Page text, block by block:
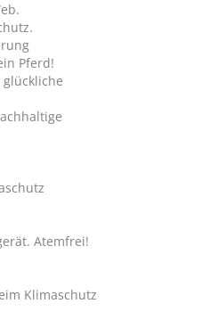
Pferd!
Atemfrei!
Klimaschutz